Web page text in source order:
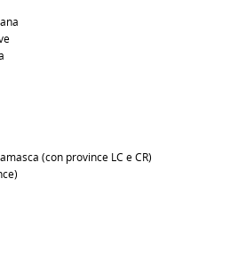
(con province LC e CR)